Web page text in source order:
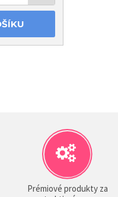
Prémiové produkty za